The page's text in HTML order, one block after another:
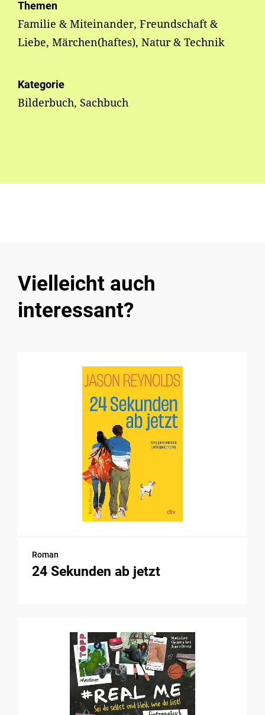
Themen
Familie & Miteinander, Freundschaft &
Liebe, Märchen(haftes), Natur & Technik
Kategorie
Bilderbuch, Sachbuch
Vielleicht auch
interessant?
Roman
24 Sekunden ab jetzt